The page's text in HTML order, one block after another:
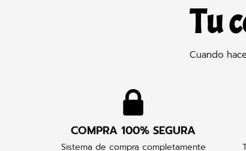
Tu
Cuando
COMPRA 100% SEGURA
Sistema de compra completamente